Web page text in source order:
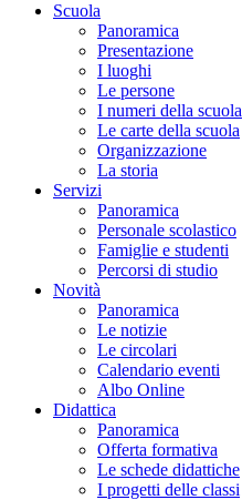
Scuola
Panoramica
Presentazione
I luoghi
Le persone
I numeri della scuola
Le carte della scuola
Organizzazione
La storia
Servizi
Panoramica
Personale scolastico
Famiglie e studenti
Percorsi di studio
Novità
Panoramica
Le notizie
Le circolari
Calendario eventi
Albo Online
Didattica
Panoramica
Offerta formativa
Le schede didattiche
I progetti delle classi